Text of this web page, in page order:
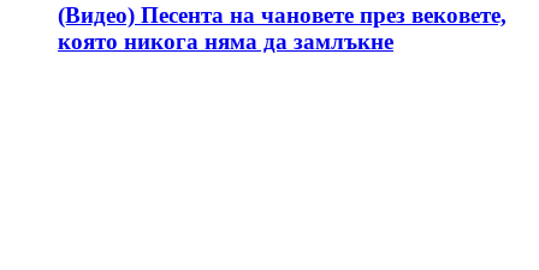
(Видео) Песента на чановете през вековете,
която никога няма да замлъкне